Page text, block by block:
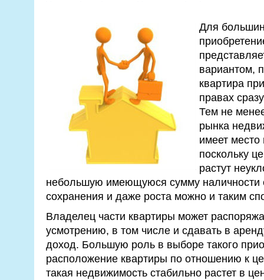
Для
вариантом,
квартира
правах
Тем не
рынка
имеет место
поскольку
растут
небольшую имеющуюся сумму наличности
сохранения и даже роста можно и таким
Владелец части квартиры может
усмотрению, в том числе и сдавать в
доход. Большую роль в выборе такого
расположение квартиры по отношению к
такая недвижимость стабильно растет в